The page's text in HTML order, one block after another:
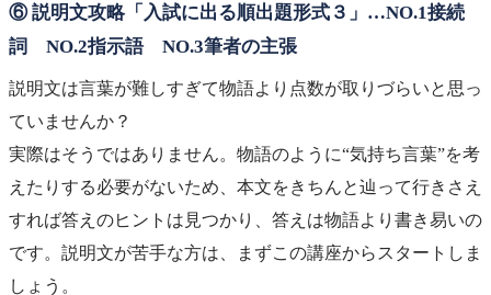
⑥ 説明文攻略「入試に出る順出題形式３」…NO.1接続
詞 NO.2指示語 NO.3筆者の主張
説明文は言葉が難しすぎて物語より点数が取りづらいと思っ
ていませんか？
実際はそうではありません。物語のように“気持ち言葉”を考
えたりする必要がないため、本文をきちんと辿って行きさえ
すれば答えのヒントは見つかり、答えは物語より書き易いの
です。説明文が苦手な方は、まずこの講座からスタートしま
しょう。